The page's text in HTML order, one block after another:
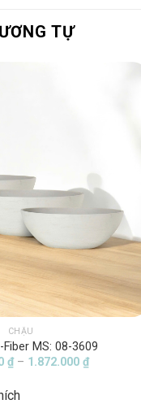
TỰ
CHẬU
Fiber MS: 08-3609
₫ – 1.872.000₫Khoảng